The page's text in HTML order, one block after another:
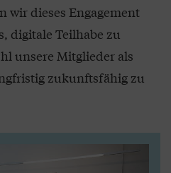
wir dieses Engagement
digitale Teilhabe zu
unsere Mitglieder als
zukunftsfähig zu